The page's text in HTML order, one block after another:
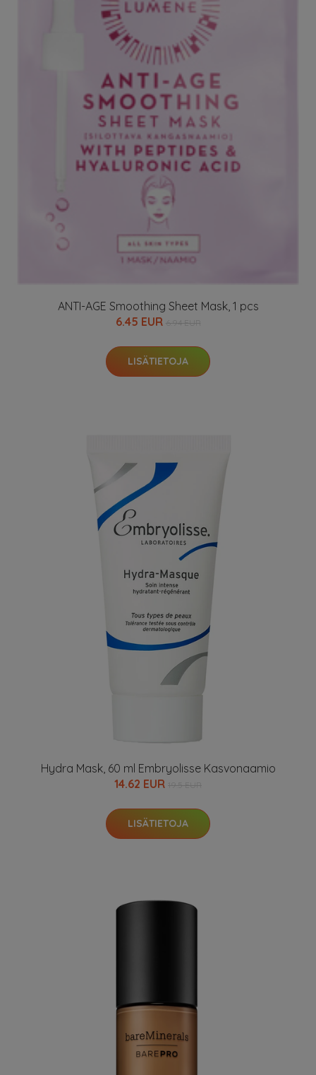
ANTI-AGE Smoothing Sheet Mask, 1 pcs
6.45 EUR
LISÄTIETOJA
Hydra Mask, 60 ml Embryolisse Kasvonaamio
14.62 EUR
LISÄTIETOJA